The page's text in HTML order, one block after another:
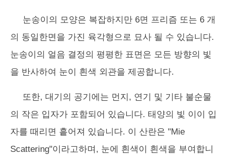
눈송이의 모양은 복잡하지만 6면 프리즘 또는 6 개
의 동일한면을 가진 육각형으로 묘사 될 수 있습니다.
눈송이의 얼음 결정의 평평한 표면은 모든 방향의 빛
을 반사하여 눈이 흰색 외관을 제공합니다.
또한, 대기의 공기에는 먼지, 연기 및 기타 불순물
의 작은 입자가 포함되어 있습니다. 태양의 빛 이이 입
자를 때리면 흩어져 있습니다. 이 산란은 "Mie
Scattering"이라고하며, 눈에 흰색이 흰색을 부여합니